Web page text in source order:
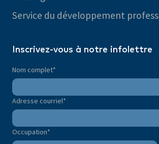
Inscrivez-vous à notre infolettre
Nom complet*
Adresse courriel*
Occupation*
Service du développement